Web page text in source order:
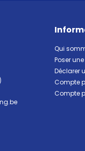
Qui
Poser
Déclarer
Compte
Compte